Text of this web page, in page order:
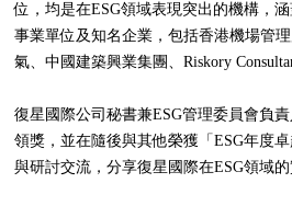
位，均是在ESG領域表現突出的機構，
事業單位及知名企業，包括香港機場管
氣、中國建築興業集團、Riskory
復星國際公司秘書兼ESG管理委員會負
領獎，並在隨後與其他榮獲「ESG年度
與研討交流，分享復星國際在ESG領域的